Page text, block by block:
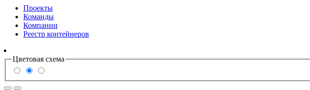
Проекты
Команды
Компании
Реестр контейнеров
Цветовая схема